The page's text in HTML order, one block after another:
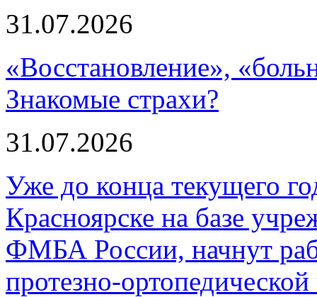
31.07.2026
«Восстановление»,
Знакомые страхи?
31.07.2026
Уже до конца текущего
Красноярске на базе
ФМБА России, начнут